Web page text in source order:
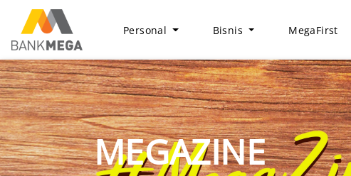
Personal Bisnis MegaFirst
MEGAZINE